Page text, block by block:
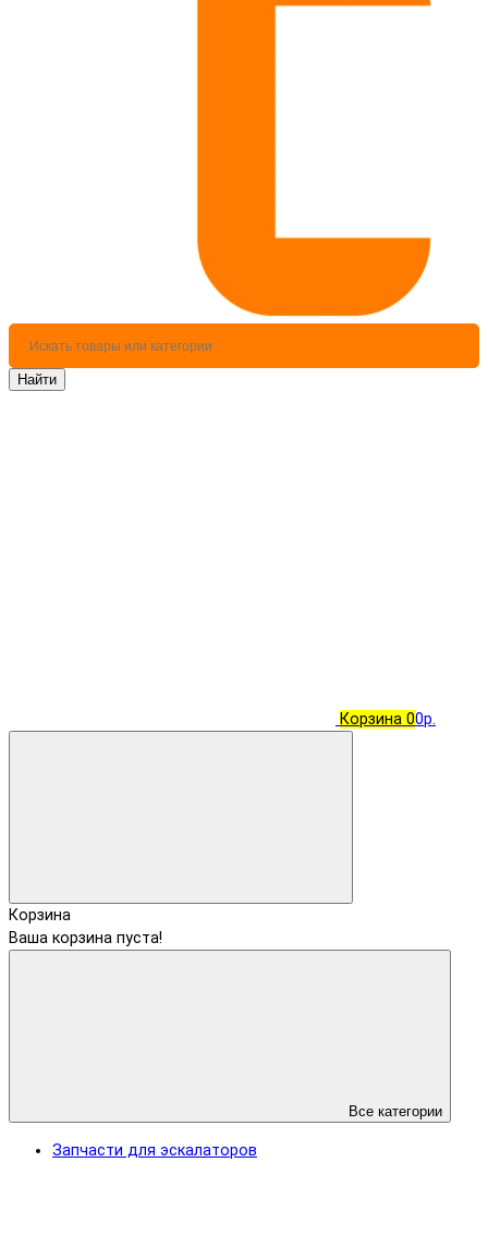
Найти
Корзина 00р.
Корзина
Ваша корзина пуста!
Все категории
Запчасти для эскалаторов